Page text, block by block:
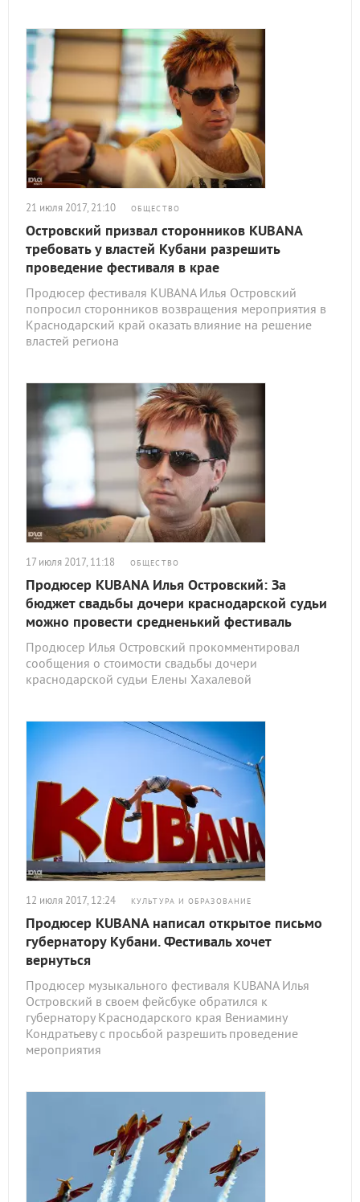
21 июля 2017, 21:10 ОБЩЕСТВО
Островский призвал сторонников KUBANA
требовать у властей Кубани разрешить
проведение фестиваля в крае
Продюсер фестиваля KUBANA Илья Островский
попросил сторонников возвращения мероприятия в
Краснодарский край оказать влияние на решение
властей региона
17 июля 2017, 11:18 ОБЩЕСТВО
Продюсер KUBANA Илья Островский: За
бюджет свадьбы дочери краснодарской судьи
можно провести средненький фестиваль
Продюсер Илья Островский прокомментировал
сообщения о стоимости свадьбы дочери
краснодарской судьи Елены Хахалевой
12 июля 2017, 12:24 КУЛЬТУРА И ОБРАЗОВАНИЕ
Продюсер KUBANA написал открытое письмо
губернатору Кубани. Фестиваль хочет
вернуться
Продюсер музыкального фестиваля KUBANA Илья
Островский в своем фейсбуке обратился к
губернатору Краснодарского края Вениамину
Кондратьеву с просьбой разрешить проведение
мероприятия